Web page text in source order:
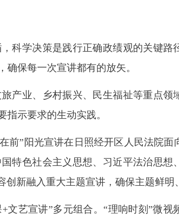
学决策是践行正确政绩观的关键路
保每一次宣讲都有的放矢。
业、乡村振兴、民生福祉等重点领
示要求的生动实践。
”阳光宣讲在日照经开区人民法院面
特色社会主义思想、习近平法治思想
新融入重大主题宣讲，确保主题鲜明
艺宣讲”多元组合。“理响时刻”微视